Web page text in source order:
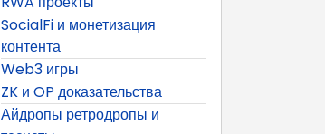
SocialFi и монетизация
контента
Web3 игры
ZK и OP доказательства
Айдропы ретродропы и